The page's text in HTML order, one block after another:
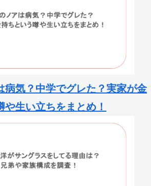
病気？中学でグレた？実家が金
や生い立ちをまとめ！